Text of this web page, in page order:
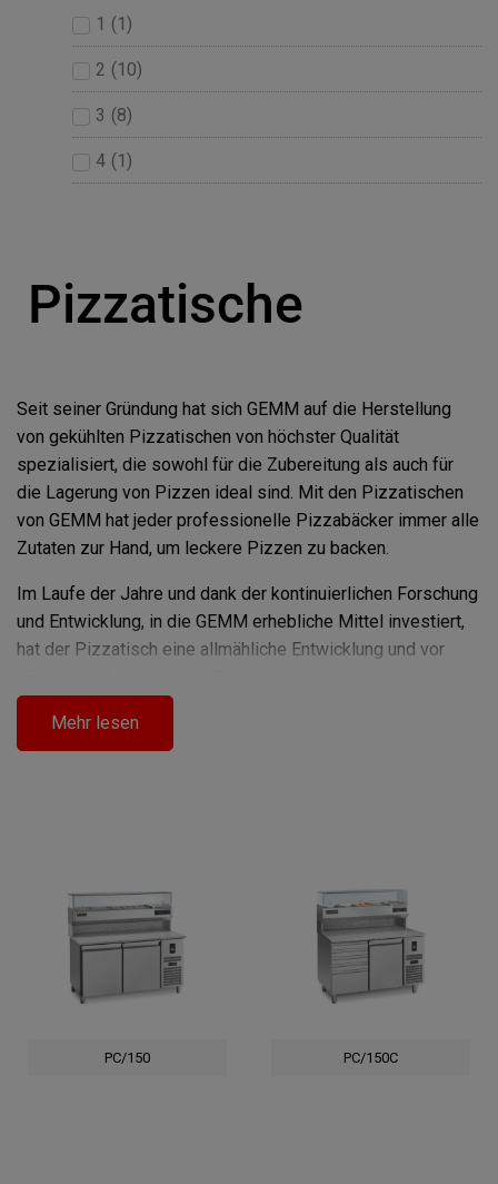
1 (1)
2 (10)
3 (8)
4 (1)
Pizzatische
Seit seiner Gründung hat sich GEMM auf die Herstellung
von gekühlten Pizzatischen von höchster Qualität
spezialisiert, die sowohl für die Zubereitung als auch für
die Lagerung von Pizzen ideal sind. Mit den Pizzatischen
von GEMM hat jeder professionelle Pizzabäcker immer alle
Zutaten zur Hand, um leckere Pizzen zu backen.
Im Laufe der Jahre und dank der kontinuierlichen Forschung
und Entwicklung, in die GEMM erhebliche Mittel investiert,
hat der Pizzatisch eine allmähliche Entwicklung und vor
erlebt: All dies war möglich dank des ständigen Eingehens
auf die unmittelbaren Bedürfnisse der Pizzabäcker, um
Der Kühltisch für die Pizzeria GEMM wurde entwickelt und
hergestellt, um alle Anforderungen des modernsten und
fortschrittlichsten Marktes zu erfüllen. Die Pizzatische von
GEMM sind mit Kühlsystemen ausgestattet, die speziell
Pizzateigs zu gewährleisten und sie immer einsatzbereit
Mehr lesen
PC/150 PC/150C